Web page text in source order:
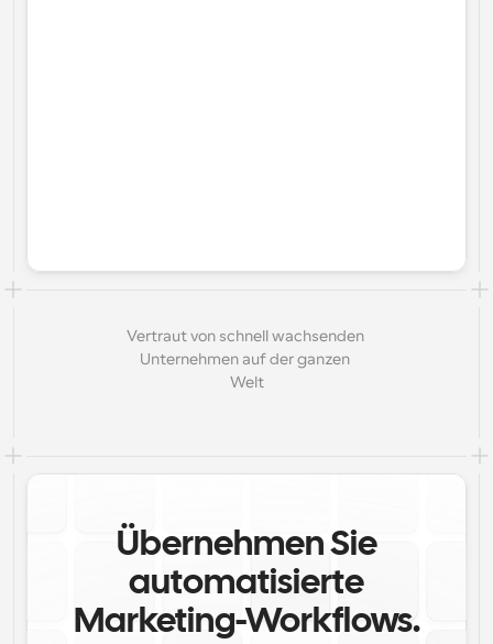
Vertraut von schnell wachsenden
Unternehmen auf der ganzen
Welt
Übernehmen Sie
automatisierte
Marketing-Workflows.